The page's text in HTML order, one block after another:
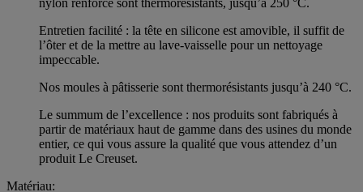
nylon renforcé sont thermorésistants, jusqu’à 250 °C.
Entretien facilité : la tête en silicone est amovible, il suffit de
l’ôter et de la mettre au lave-vaisselle pour un nettoyage
impeccable.
Nos moules à pâtisserie sont thermorésistants jusqu’à 240 °C.
Le summum de l’excellence : nos produits sont fabriqués à
partir de matériaux haut de gamme dans des usines du monde
entier, ce qui vous assure la qualité que vous attendez d’un
produit Le Creuset.
Matériau: